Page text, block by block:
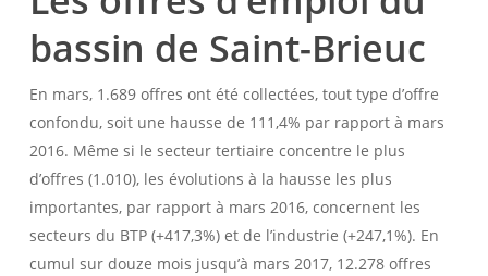
bassin de Saint-Brieuc
En mars, 1.689 offres ont été collectées, tout type d’offre
confondu, soit une hausse de 111,4% par rapport à mars
2016. Même si le secteur tertiaire concentre le plus
d’offres (1.010), les évolutions à la hausse les plus
importantes, par rapport à mars 2016, concernent les
secteurs du BTP (+417,3%) et de l’industrie (+247,1%). En
cumul sur douze mois jusqu’à mars 2017, 12.278 offres